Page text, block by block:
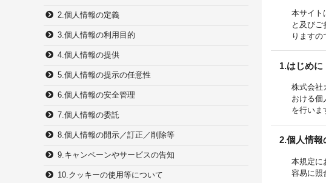
本サイト
と及び
りますの
1.はじめに
株式会社
おける個
を行いま
2.個人情報
本規定に
容易に照
2.個人情報の定義
3.個人情報の利用目的
4.個人情報の提供
5.個人情報の提示の任意性
6.個人情報の安全管理
7.個人情報の委託
8.個人情報の開示／訂正／削除等
9.キャンペーンやサービスの告知
10.クッキーの使用等について